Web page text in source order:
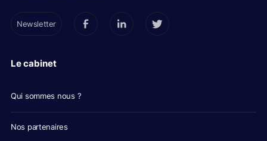
Newsletter
Le cabinet
Qui sommes nous ?
Nos partenaires